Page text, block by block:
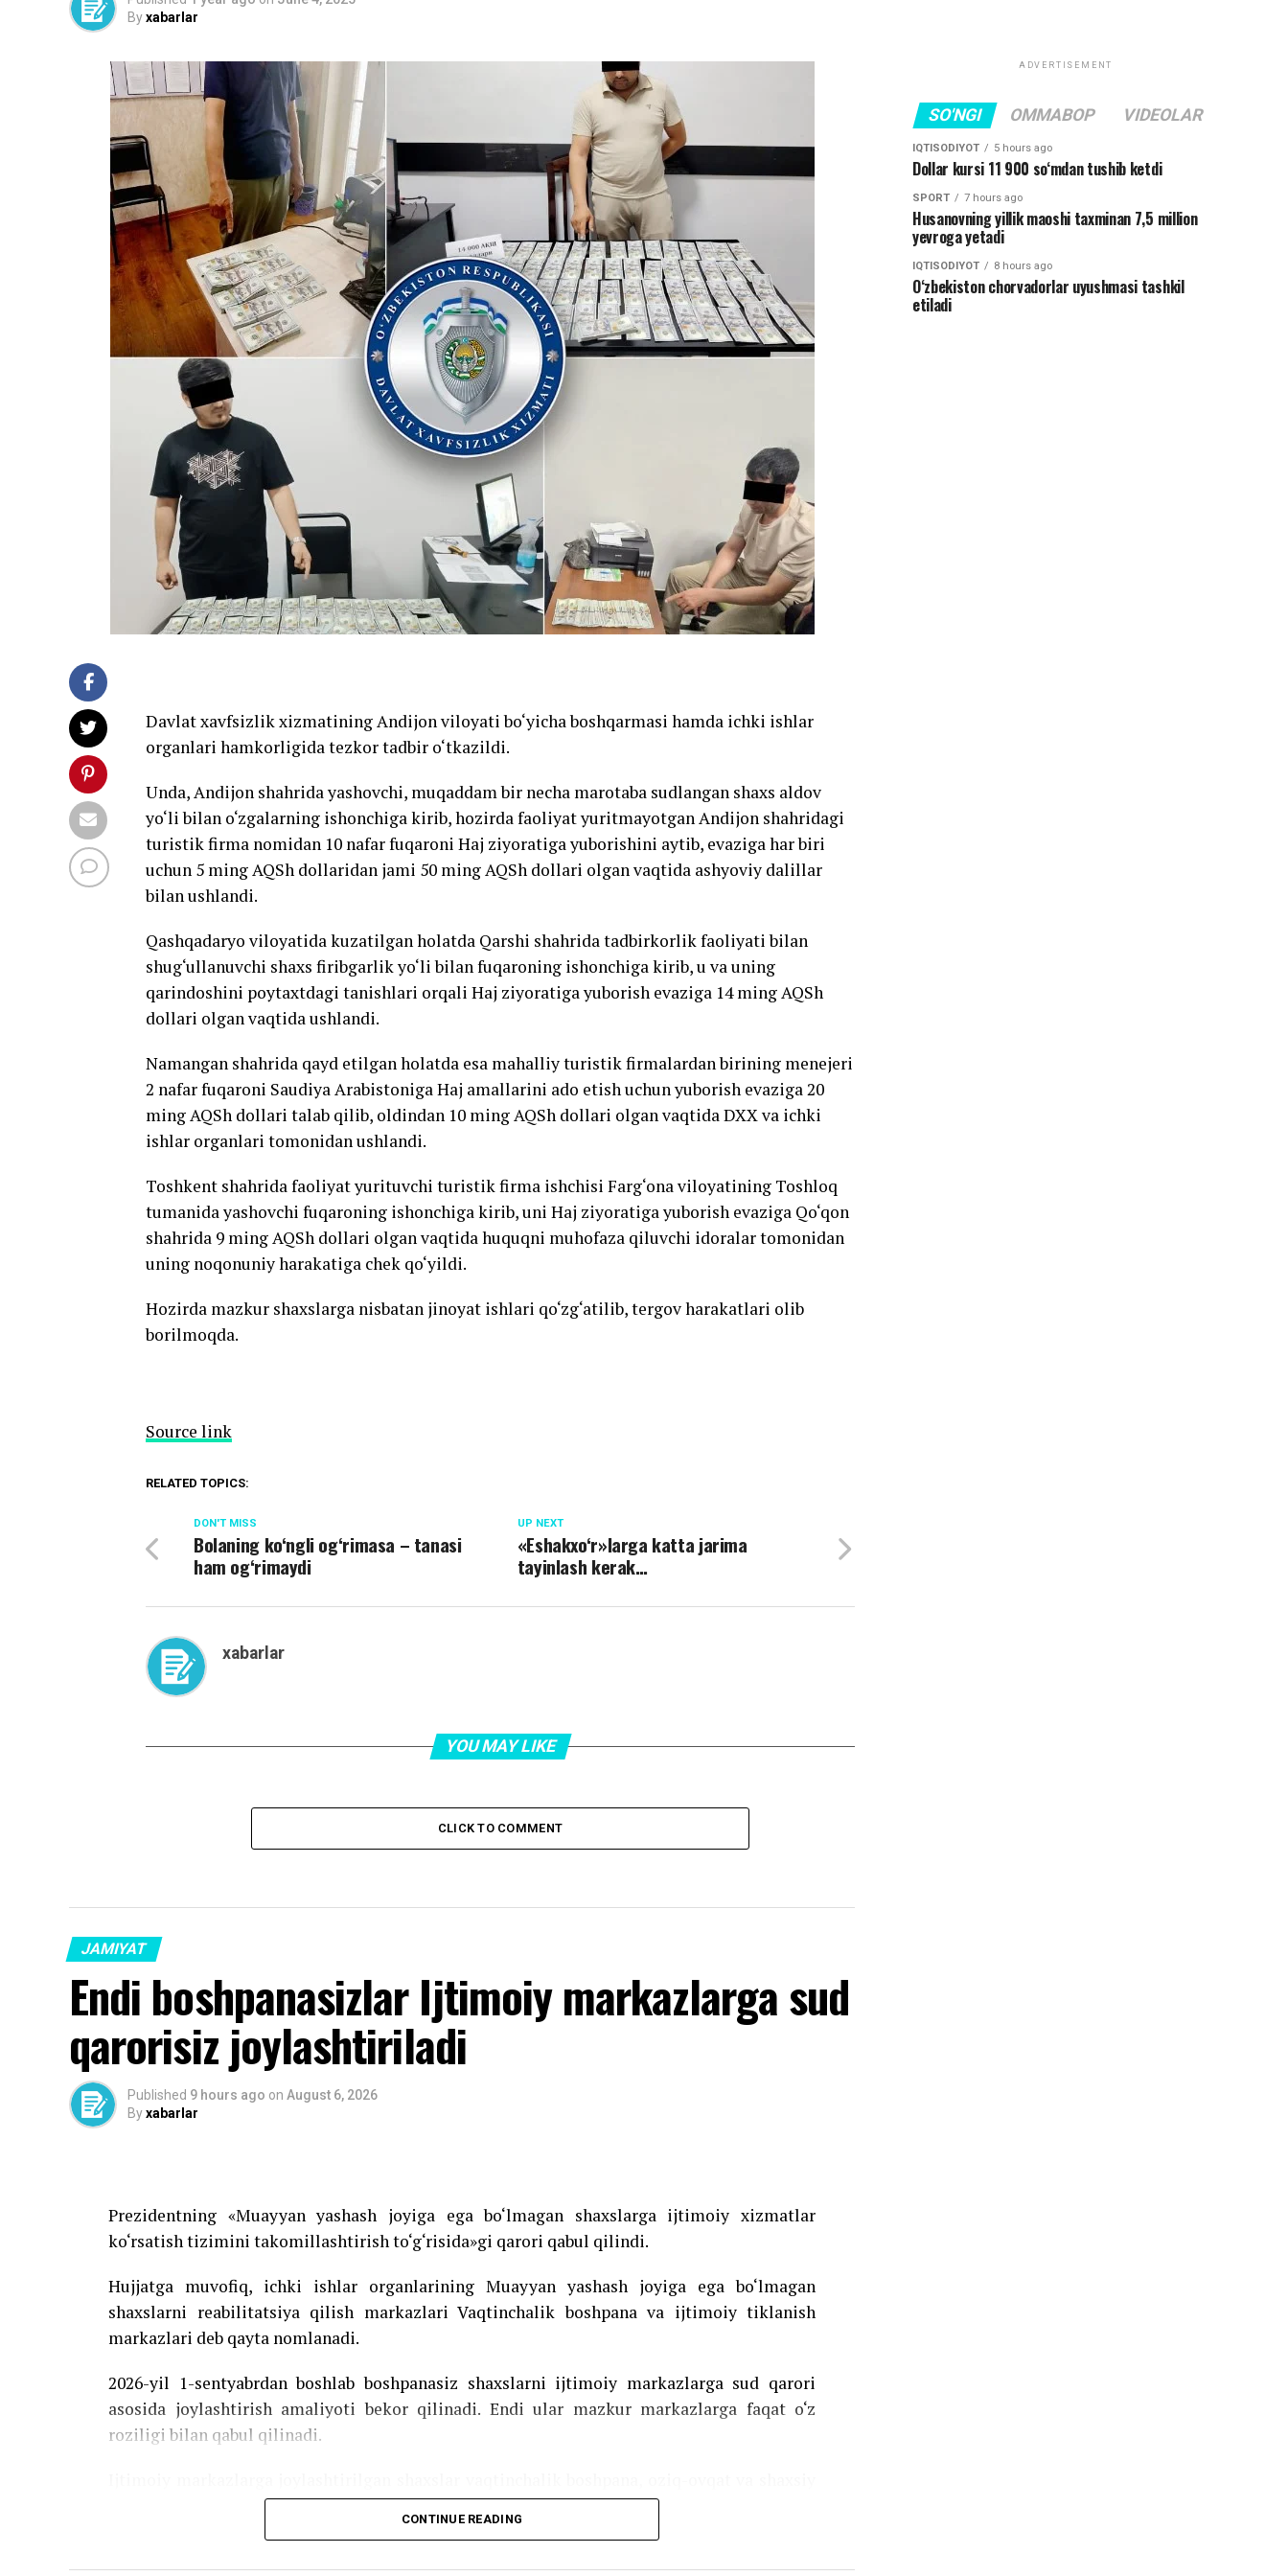
Byxabarlar
Davlat xavfsizlik xizmatining Andijon viloyati bo‘yicha boshqarmasi hamda ichki ishlar
organlari hamkorligida tezkor tadbir o‘tkazildi.
Unda, Andijon shahrida yashovchi, muqaddam bir necha marotaba sudlangan shaxs aldov
yo‘li bilan o‘zgalarning ishonchiga kirib, hozirda faoliyat yuritmayotgan Andijon shahridagi
turistik firma nomidan 10 nafar fuqaroni Haj ziyoratiga yuborishini aytib, evaziga har biri
uchun 5 ming AQSh dollaridan jami 50 ming AQSh dollari olgan vaqtida ashyoviy dalillar
bilan ushlandi.
Qashqadaryo viloyatida kuzatilgan holatda Qarshi shahrida tadbirkorlik faoliyati bilan
shug‘ullanuvchi shaxs firibgarlik yo‘li bilan fuqaroning ishonchiga kirib, u va uning
qarindoshini poytaxtdagi tanishlari orqali Haj ziyoratiga yuborish evaziga 14 ming AQSh
dollari olgan vaqtida ushlandi.
Namangan shahrida qayd etilgan holatda esa mahalliy turistik firmalardan birining menejeri
2 nafar fuqaroni Saudiya Arabistoniga Haj amallarini ado etish uchun yuborish evaziga 20
ming AQSh dollari talab qilib, oldindan 10 ming AQSh dollari olgan vaqtida DXX va ichki
ishlar organlari tomonidan ushlandi.
Toshkent shahrida faoliyat yurituvchi turistik firma ishchisi Farg‘ona viloyatining Toshloq
tumanida yashovchi fuqaroning ishonchiga kirib, uni Haj ziyoratiga yuborish evaziga Qo‘qon
shahrida 9 ming AQSh dollari olgan vaqtida huquqni muhofaza qiluvchi idoralar tomonidan
uning noqonuniy harakatiga chek qo‘yildi.
Hozirda mazkur shaxslarga nisbatan jinoyat ishlari qo‘zg‘atilib, tergov harakatlari olib
borilmoqda.
Source link
RELATED TOPICS:
UP NEXT
«Eshakxo‘r»larga katta jarima
tayinlash kerak…
DON'T MISS
Bolaning ko‘ngli og‘rimasa – tanasi
ham og‘rimaydi
xabarlar
YOU MAY LIKE
CLICK TO COMMENT
JAMIYAT
Endi boshpanasizlar Ijtimoiy markazlarga sud
qarorisiz joylashtiriladi
Published 9 hours ago on August 6, 2026
Byxabarlar
Prezidentning «Muayyan yashash joyiga ega bo‘lmagan shaxslarga ijtimoiy xizmatlar
ko‘rsatish tizimini takomillashtirish to‘g‘risida»gi qarori qabul qilindi.
Hujjatga muvofiq, ichki ishlar organlarining Muayyan yashash joyiga ega bo‘lmagan
shaxslarni reabilitatsiya qilish markazlari Vaqtinchalik boshpana va ijtimoiy tiklanish
markazlari deb qayta nomlanadi.
2026-yil 1-sentyabrdan boshlab boshpanasiz shaxslarni ijtimoiy markazlarga sud qarori
asosida joylashtirish amaliyoti bekor qilinadi. Endi ular mazkur markazlarga faqat o‘z
roziligi bilan qabul qilinadi.
gigiyena vositalari bilan ta’minlanadi. Shuningdek, ular individual rejalar asosida ijtimoiy
CONTINUE READING
ADVERTISEMENT
SO'NGI OMMABOP VIDEOLAR
IQTISODIYOT 5 hours ago
Dollar kursi 11 900 so‘mdan tushib ketdi
SPORT 7 hours ago
Husanovning yillik maoshi taxminan 7,5 million
yevroga yetadi
IQTISODIYOT 8 hours ago
O‘zbekiston chorvadorlar uyushmasi tashkil
etiladi